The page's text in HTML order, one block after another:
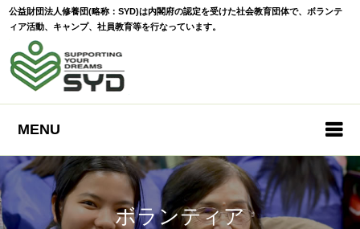
公益財団法人修養団(略称：SYD)は内閣府の認定を受けた社会教育団体で、ボランテ
ィア活動、キャンプ、社員教育等を行なっています。
MENU
ボランティア